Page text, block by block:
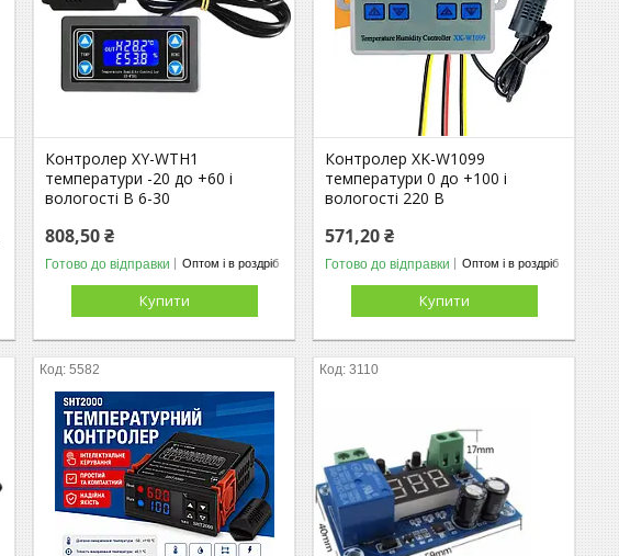
Контролер XY-WTH1
температури -20 до +60 і
вологості В 6-30
808,50 ₴
Готово до відправки Оптом і в роздріб
Купити
Контролер XK-W1099
температури 0 до +100 і
вологості 220 В
571,20 ₴
Готово до відправки Оптом і в роздріб
Купити
5582 3110